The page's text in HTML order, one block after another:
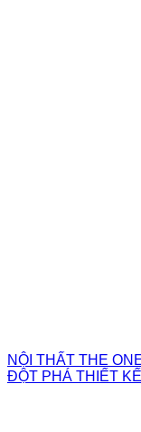
NỘI THẤT THE
ĐỘT PHÁ THIẾT